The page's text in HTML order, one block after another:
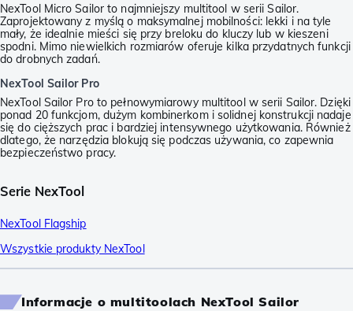
NexTool Micro Sailor to najmniejszy multitool w serii Sailor.
Zaprojektowany z myślą o maksymalnej mobilności: lekki i na tyle
mały, że idealnie mieści się przy breloku do kluczy lub w kieszeni
spodni. Mimo niewielkich rozmiarów oferuje kilka przydatnych funkcji
do drobnych zadań.
NexTool Sailor Pro
NexTool Sailor Pro to pełnowymiarowy multitool w serii Sailor. Dzięki
ponad 20 funkcjom, dużym kombinerkom i solidnej konstrukcji nadaje
się do cięższych prac i bardziej intensywnego użytkowania. Również
dlatego, że narzędzia blokują się podczas używania, co zapewnia
bezpieczeństwo pracy.
Serie NexTool
NexTool Flagship
Wszystkie produkty NexTool
Informacje o multitoolach NexTool Sailor